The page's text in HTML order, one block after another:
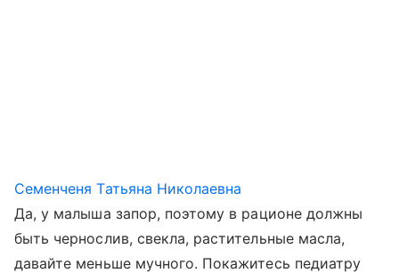
Семенченя Татьяна Николаевна
Да, у малыша запор, поэтому в рационе должны
быть чернослив, свекла, растительные масла,
давайте меньше мучного. Покажитесь педиатру